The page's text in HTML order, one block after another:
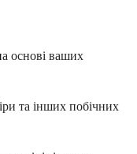
основі ваших
та інших побічних